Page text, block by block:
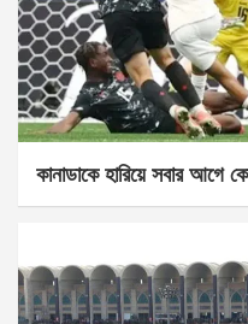
কানাডাকে হারিয়ে সবার আগে